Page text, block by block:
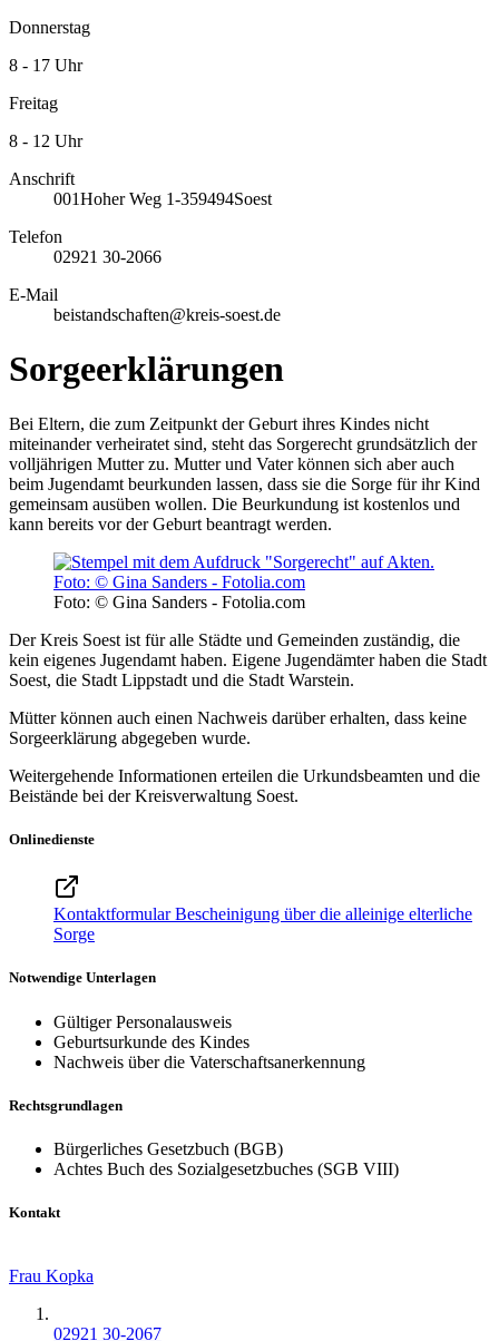
Donnerstag
8 - 17 Uhr
Freitag
8 - 12 Uhr
Anschrift
001Hoher Weg 1-359494Soest
Telefon
02921 30-2066
E-Mail
beistandschaften@kreis-soest.de
Sorgeerklärungen
Bei Eltern, die zum Zeitpunkt der Geburt ihres Kindes nicht
miteinander verheiratet sind, steht das Sorgerecht grundsätzlich der
volljährigen Mutter zu. Mutter und Vater können sich aber auch
beim Jugendamt beurkunden lassen, dass sie die Sorge für ihr Kind
gemeinsam ausüben wollen. Die Beurkundung ist kostenlos und
kann bereits vor der Geburt beantragt werden.
Foto: © Gina Sanders - Fotolia.com
Der Kreis Soest ist für alle Städte und Gemeinden zuständig, die
kein eigenes Jugendamt haben. Eigene Jugendämter haben die Stadt
Soest, die Stadt Lippstadt und die Stadt Warstein.
Mütter können auch einen Nachweis darüber erhalten, dass keine
Sorgeerklärung abgegeben wurde.
Weitergehende Informationen erteilen die Urkundsbeamten und die
Beistände bei der Kreisverwaltung Soest.
Onlinedienste
Kontaktformular Bescheinigung über die alleinige elterliche
Sorge
Notwendige Unterlagen
Gültiger Personalausweis
Geburtsurkunde des Kindes
Nachweis über die Vaterschaftsanerkennung
Rechtsgrundlagen
Bürgerliches Gesetzbuch (BGB)
Achtes Buch des Sozialgesetzbuches (SGB VIII)
Kontakt
Frau Kopka
02921 30-2067